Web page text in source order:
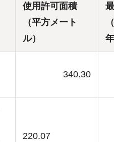
使用許可面積
（平方メート
ル）
年
340.30
220.07